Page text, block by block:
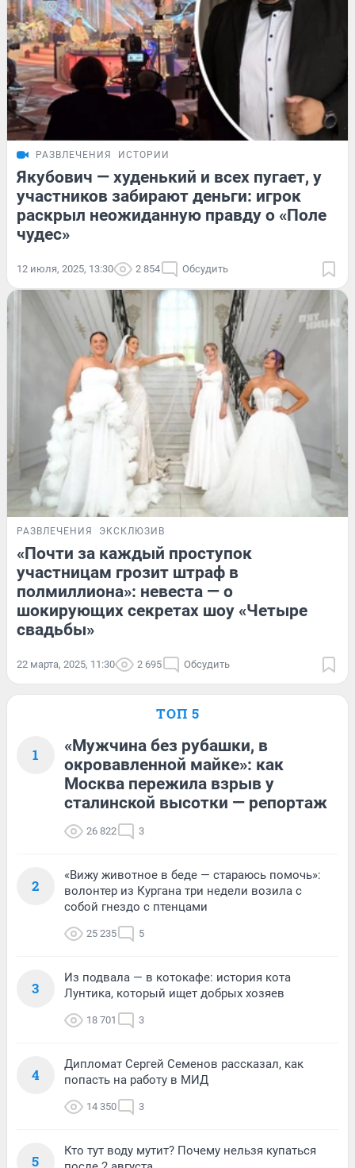
РАЗВЛЕЧЕНИЯ ИСТОРИИ
Якубович — худенький и всех пугает, у
участников забирают деньги: игрок
раскрыл неожиданную правду о «Поле
чудес»
12 июля, 2025, 13:30 2 854 Обсудить
РАЗВЛЕЧЕНИЯ ЭКСКЛЮЗИВ
«Почти за каждый проступок
участницам грозит штраф в
полмиллиона»: невеста — о
шокирующих секретах шоу «Четыре
свадьбы»
22 марта, 2025, 11:30 2 695 Обсудить
ТОП 5
1
«Мужчина без рубашки, в
окровавленной майке»: как
Москва пережила взрыв у
сталинской высотки — репортаж
26 822 3
2
«Вижу животное в беде — стараюсь помочь»:
волонтер из Кургана три недели возила с
собой гнездо с птенцами
25 235 5
3
Из подвала — в котокафе: история кота
Лунтика, который ищет добрых хозяев
18 701 3
4
Дипломат Сергей Семенов рассказал, как
попасть на работу в МИД
14 350 3
5
Кто тут воду мутит? Почему нельзя купаться